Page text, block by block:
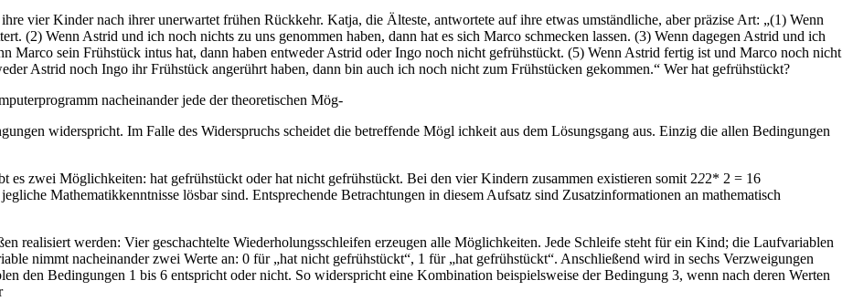
vier Kinder nach ihrer unerwartet frühen Rückkehr. Katja, die Älteste, antwortete auf ihre etwas umständliche, aber präzise Art: „(1) Wenn
(2) Wenn Astrid und ich noch nichts zu uns genommen haben, dann hat es sich Marco schmecken lassen. (3) Wenn dagegen Astrid und ich
Marco sein Frühstück intus hat, dann haben entweder Astrid oder Ingo noch nicht gefrühstückt. (5) Wenn Astrid fertig ist und Marco noch nicht
Astrid noch Ingo ihr Frühstück angerührt haben, dann bin auch ich noch nicht zum Frühstücken gekommen.“ Wer hat gefrühstückt?
nacheinander jede der theoretischen Mög-
widerspricht. Im Falle des Widerspruchs scheidet die betreffende Mögl ichkeit aus dem Lösungsgang aus. Einzig die allen Bedingungen
zwei Möglichkeiten: hat gefrühstückt oder hat nicht gefrühstückt. Bei den vier Kindern zusammen existieren somit 222* 2 = 16
Mathematikkenntnisse lösbar sind. Entsprechende Betrachtungen in diesem Aufsatz sind Zusatzinformationen an mathematisch
realisiert werden: Vier geschachtelte Wiederholungsschleifen erzeugen alle Möglichkeiten. Jede Schleife steht für ein Kind; die Laufvariablen
nimmt nacheinander zwei Werte an: 0 für „hat nicht gefrühstückt“, 1 für „hat gefrühstückt“. Anschließend wird in sechs Verzweigungen
den Bedingungen 1 bis 6 entspricht oder nicht. So widerspricht eine Kombination beispielsweise der Bedingung 3, wenn nach deren Werten